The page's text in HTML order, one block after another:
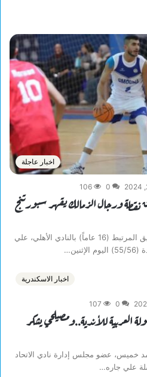
اخبار عاجلة
0
106
نقطة ورجال الزمالك يقهر سبورتنج
كتب مصطفى عبد الناصر تغلب فريق المرتبط (16 عاماً) بالنادي الأهلي، علي
اخبار الاسكندرية
0
107
العربية للأندية..ومصيلحي يشكر
عضو مجلس إدارة نادي الاتحاد
علي جاره…